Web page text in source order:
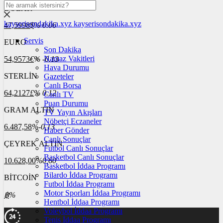
DOLAR
47,5998$% 0.06
EURO
54,9573€% -0.13
STERLİN
64,2127£% 0.12
GRAM ALTIN
6.487,58%-0,13
ÇEYREK ALTIN
10.628,00%0,60
BİTCOİN
฿%
kayserisondakika.xyz kayserisondakika.xyz
Servis
Son Dakika
Namaz Vakitleri
Hava Durumu
Gazeteler
Canlı Borsa
Canlı TV
Puan Durumu
TV Yayın Akışları
Nöbetçi Eczaneler
Haber Gönder
Canlı Sonuçlar
Futbol Canlı Sonuçlar
Basketbol Canlı Sonuçlar
Basketbol İddaa Programı
Bilardo İddaa Programı
Futbol İddaa Programı
Motor Sporları İddaa Programı
Hentbol İddaa Programı
Voleybol İddaa Programı
Tenis İddaa Programı